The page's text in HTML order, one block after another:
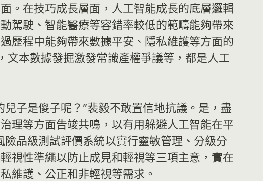
。在技巧成長層面，人工智能成長的底層邏輯
駕駛、智能醫療等容錯率較低的範疇能夠帶來
歷程中能夠帶來數據平安、隱私維護等方面的
文本數據發掘激發常識產權爭議等，都是人工
子是傻子呢？”裴毅不敢置信地抗議。是，盡
理等方面告竣共鳴，以有用躲避人工智能在平
險品級測試評價系統以實行靈敏管理、分級分
視性準繩以防止成見和輕視等三項主意，實在
維護、公正和非輕視等需求。